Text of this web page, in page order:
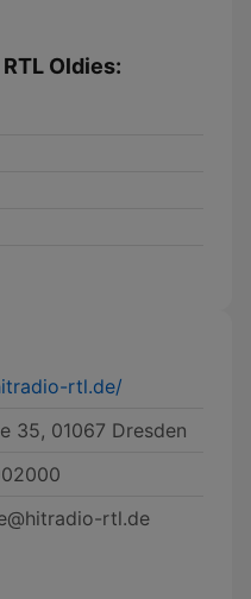
Oldies:
rtl.de/
35, 01067 Dresden
rtl.de